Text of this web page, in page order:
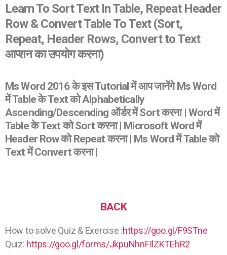
Learn To Sort Text In Table, Repeat Header
Row & Convert Table To Text (Sort,
Repeat, Header Rows, Convert to Text
आप्शन का उपयोग करना)
Ms Word 2016 के इस Tutorial में आप जानेंगे Ms Word
में Table के Text को Alphabetically
Ascending/Descending ऑर्डर में Sort करना | Word में
Table के Text को Sort करना | Microsoft Word में
Header Row को Repeat करना | Ms Word में Table को
Text में Convert करना |
BACK
How to solve Quiz & Exercise :https://goo.gl/F9STne
Quiz: https://goo.gl/forms/JkpuNhnFIlZKTEhR2